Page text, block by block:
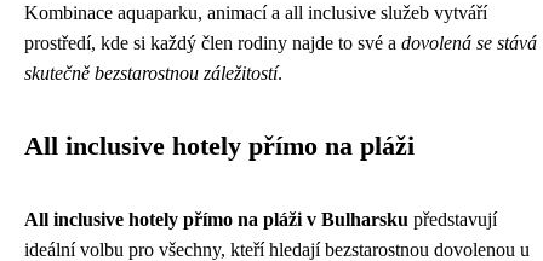
Kombinace aquaparku, animací a all inclusive služeb vytváří
prostředí, kde si každý člen rodiny najde to své a dovolená se stává
skutečně bezstarostnou záležitostí.
All inclusive hotely přímo na pláži
All inclusive hotely přímo na pláži v Bulharsku představují
ideální volbu pro všechny, kteří hledají bezstarostnou dovolenou u